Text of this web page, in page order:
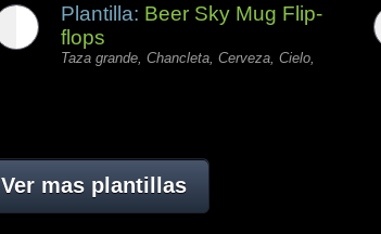
Plantilla: Beer Sky Mug Flip-
flops
Taza grande, Chancleta, Cerveza, Cielo,
Ver mas plantillas